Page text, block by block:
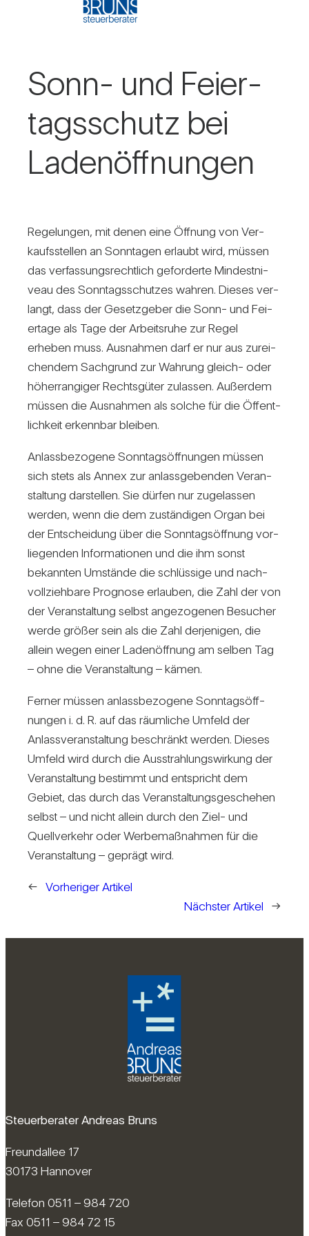
Sonn- und Fei­er­
tags­schutz bei
Laden­öff­nungen
Rege­lungen, mit denen eine Öff­nung von Ver­
kaufs­stellen an Sonn­tagen erlaubt wird, müssen
das ver­fas­sungs­recht­lich gefor­derte Min­dest­ni­
veau des Sonn­tags­schutzes wahren. Dieses ver­
langt, dass der Gesetz­geber die Sonn- und Fei­
er­tage als Tage der Arbeits­ruhe zur Regel
erheben muss. Aus­nahmen darf er nur aus zurei­
chendem Sach­grund zur Wah­rung gleich- oder
höher­ran­giger Rechts­güter zulassen. Außerdem
müssen die Aus­nahmen als solche für die Öffent­
lich­keit erkennbar bleiben.
Anlass­be­zo­gene Sonn­tags­öff­nungen müssen
sich stets als Annex zur anlass­ge­benden Ver­an­
stal­tung dar­stellen. Sie dürfen nur zuge­lassen
werden, wenn die dem zustän­digen Organ bei
der Ent­schei­dung über die Sonn­tags­öff­nung vor­
lie­genden Infor­ma­tionen und die ihm sonst
bekannten Umstände die schlüs­sige und nach­
voll­zieh­bare Pro­gnose erlauben, die Zahl der von
der Ver­an­stal­tung selbst ange­zo­genen Besu­cher
werde größer sein als die Zahl der­je­nigen, die
allein wegen einer Laden­öff­nung am selben Tag
– ohne die Ver­an­stal­tung – kämen.
Ferner müssen anlass­be­zo­gene Sonn­tags­öff­
nungen i. d. R. auf das räum­liche Umfeld der
Anlass­ver­an­stal­tung beschränkt werden. Dieses
Umfeld wird durch die Aus­strah­lungs­wir­kung der
Ver­an­stal­tung bestimmt und ent­spricht dem
Gebiet, das durch das Ver­an­stal­tungs­ge­schehen
selbst – und nicht allein durch den Ziel- und
Quell­ver­kehr oder Wer­be­maß­nahmen für die
Ver­an­stal­tung – geprägt wird.
← Vorheriger Artikel
Nächster Artikel
→
Steuerberater Andreas Bruns
Freundallee 17
30173 Hannover
Telefon 0511 – 984 720
Fax 0511 – 984 72 15